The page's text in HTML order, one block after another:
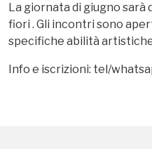
La giornata di giugno sarà
fiori . Gli incontri sono
specifiche abilità
Info e iscrizioni: tel/